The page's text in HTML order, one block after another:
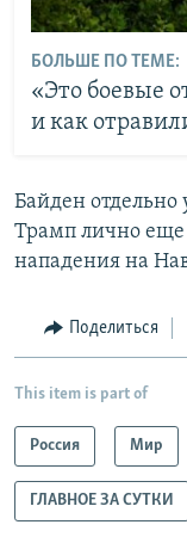
БОЛЬШЕ ПО ТЕМЕ:
«Это боевые
и как
Байден отдельно
Трамп лично еще
нападения на
Поделиться
This item is part of
Россия Мир
ГЛАВНОЕ ЗА СУТКИ